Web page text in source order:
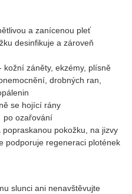
a zanícenou pleť
desinfikuje a zároveň
záněty, ekzémy, plísně
drobných ran,
se hojící rány
po ozařování
pokožku, na jizvy
podporuje regeneraci plotének
slunci ani nenavštěvujte